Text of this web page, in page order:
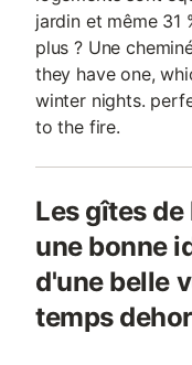
jardin et même 31
plus ? Une
they have one,
winter nights.
to the fire.
Les gîtes
une bonne
d'une belle
temps